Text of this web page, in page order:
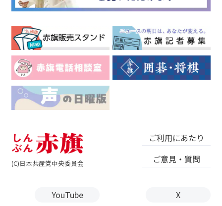
(C)日本共産党中央委員会
ご利用にあたり
ご意見・質問
YouTube X